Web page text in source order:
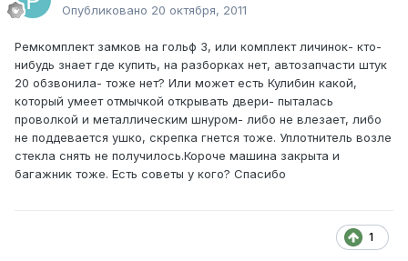
Опубликовано 20 октября, 2011
Ремкомплект замков на гольф 3, или комплект личинок- кто-
нибудь знает где купить, на разборках нет, автозапчасти штук
20 обзвонила- тоже нет? Или может есть Кулибин какой,
который умеет отмычкой открывать двери- пыталась
проволкой и металлическим шнуром- либо не влезает, либо
не поддевается ушко, скрепка гнется тоже. Уплотнитель возле
стекла снять не получилось.Короче машина закрыта и
багажник тоже. Есть советы у кого? Спасибо
1